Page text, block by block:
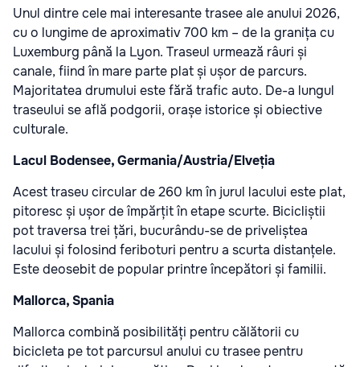
Unul dintre cele mai interesante trasee ale anului 2026,
cu o lungime de aproximativ 700 km – de la granița cu
Luxemburg până la Lyon. Traseul urmează râuri și
canale, fiind în mare parte plat și ușor de parcurs.
Majoritatea drumului este fără trafic auto. De-a lungul
traseului se află podgorii, orașe istorice și obiective
culturale.
Lacul Bodensee, Germania/Austria/Elveția
Acest traseu circular de 260 km în jurul lacului este plat,
pitoresc și ușor de împărțit în etape scurte. Bicicliștii
pot traversa trei țări, bucurându-se de priveliștea
lacului și folosind feriboturi pentru a scurta distanțele.
Este deosebit de popular printre începători și familii.
Mallorca, Spania
Mallorca combină posibilități pentru călătorii cu
bicicleta pe tot parcursul anului cu trasee pentru